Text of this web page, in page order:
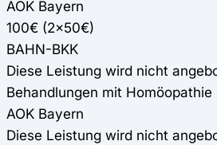
AOK Bayern
100€ (2x50€)
BAHN-BKK
Diese Leistung wird nicht
Behandlungen mit Homöopathie
AOK Bayern
Diese Leistung wird nicht